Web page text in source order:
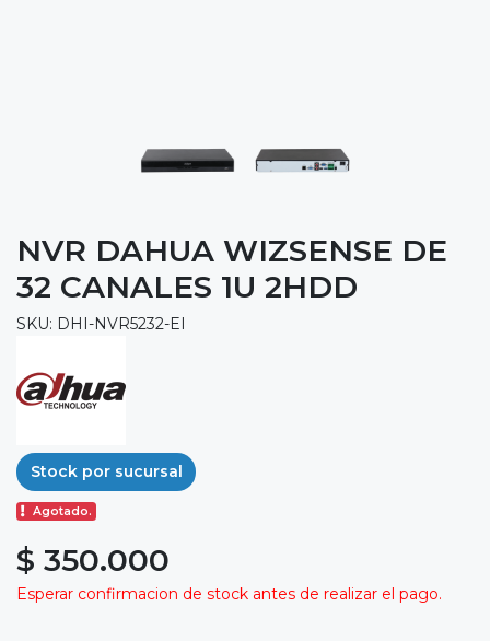
NVR DAHUA WIZSENSE DE
32 CANALES 1U 2HDD
SKU: DHI-NVR5232-EI
Stock por sucursal
Agotado.
$ 350.000
Esperar confirmacion de stock antes de realizar el pago.